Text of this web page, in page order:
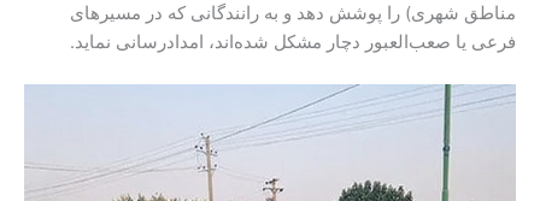
مناطق شهری) را پوشش دهد و به رانندگانی که در مسیرهای
فرعی یا صعب‌العبور دچار مشکل شده‌اند، امدادرسانی نماید.